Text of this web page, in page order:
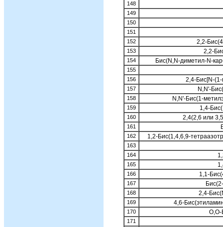
148
149
150
151
152
2,2-
153 2,2-
154 Бис(N,N-диметил-N-
155
156
2,4-Бис[N-
157 N,N'-
158 N,N'-Биc(1-
159 1,4-
160 2,4(2,6 или
161
162 1,2-Бис(1,4,6,9-
163
164
165
166 1,1-
167
168 2,4-
169 4,6-
170
171